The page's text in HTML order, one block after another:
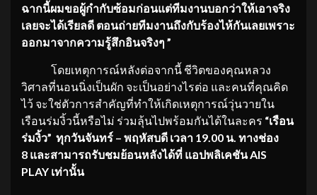
ฉากนี้ผมขอผู้กำกับซ้อมก่อนแต่ทีมงานบอกว่าให้เอาจริง
เลยจะได้เรียลดี ตอนถ่ายทีมงานถึงกับร้องไห้กันเลยเพราะ
ออกมาจากความรู้สึกอินจริงๆ ”
โดยเหตุการณ์หลังต่อจากนี้ ชีวิตของคุณหลวง
วิศาลที่นอนนิ่งเป็นผัก จะเป็นอย่างไรต่อ และคนที่คุณคิด
ไว้ จะใช่ตัวการสำคัญที่ทำให้เกิดเหตุการณ์วุ่นวายใน
เรือนร่มงิ้วนี้หรือไม่ ร่วมลุ้นไปพร้อมกันได้ในละคร “เรือน
ร่มงิ้ว” ทุกวันจันทร์ – พฤหัสบดี เวลา 19.00 น. ทางช่อง
8 และสามารถรับชมย้อนหลังได้ที่ แอปพลิเคชันAIS
PLAY เท่านั้น